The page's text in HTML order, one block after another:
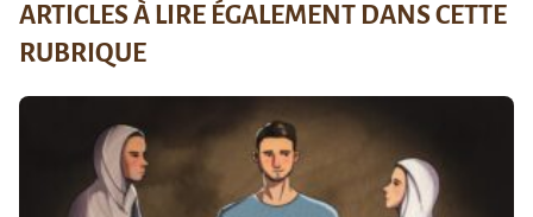
ARTICLES À LIRE ÉGALEMENT DANS CETTE
RUBRIQUE